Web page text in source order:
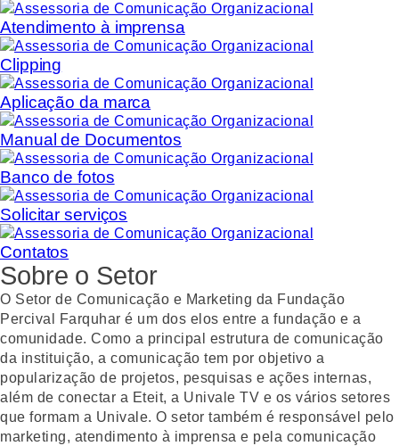
Atendimento à imprensa
Clipping
Aplicação da marca
Manual de Documentos
Banco de fotos
Solicitar serviços
Contatos
Sobre o Setor
O Setor de Comunicação e Marketing da Fundação
Percival Farquhar é um dos elos entre a fundação e a
comunidade. Como a principal estrutura de comunicação
da instituição, a comunicação tem por objetivo a
popularização de projetos, pesquisas e ações internas,
além de conectar a Eteit, a Univale TV e os vários setores
que formam a Univale. O setor também é responsável pelo
marketing, atendimento à imprensa e pela comunicação